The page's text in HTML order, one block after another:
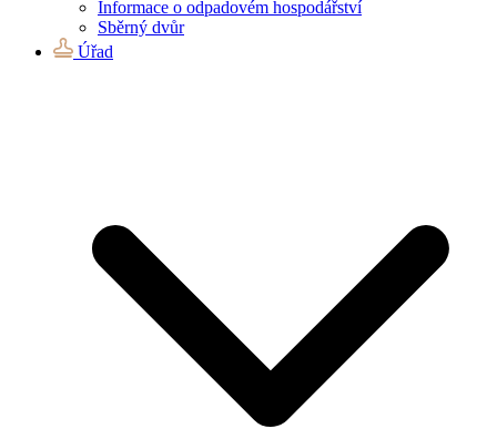
Informace o odpadovém hospodářství
Sběrný dvůr
Úřad